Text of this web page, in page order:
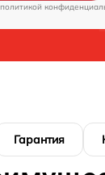
политикой
Гарантия